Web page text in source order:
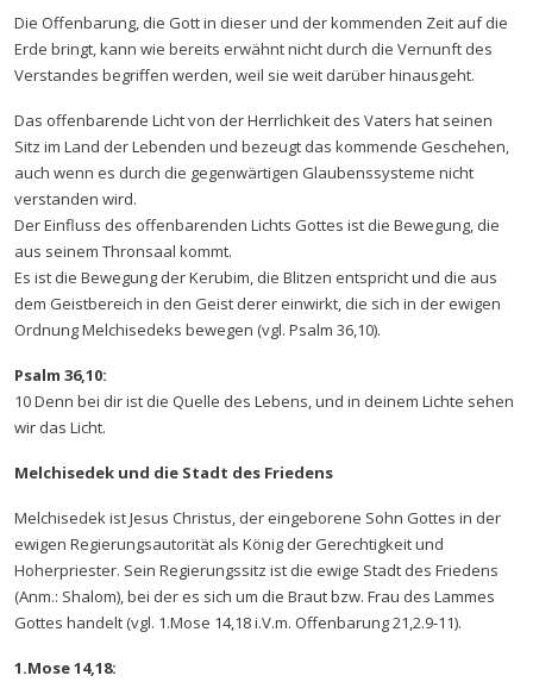
Die Offenbarung, die Gott in dieser und der kommenden Zeit auf die
Erde bringt, kann wie bereits erwähnt nicht durch die Vernunft des
Verstandes begriffen werden, weil sie weit darüber hinausgeht.
Das offenbarende Licht von der Herrlichkeit des Vaters hat seinen
Sitz im Land der Lebenden und bezeugt das kommende Geschehen,
auch wenn es durch die gegenwärtigen Glaubenssysteme nicht
verstanden wird.
Der Einfluss des offenbarenden Lichts Gottes ist die Bewegung, die
aus seinem Thronsaal kommt.
Es ist die Bewegung der Kerubim, die Blitzen entspricht und die aus
dem Geistbereich in den Geist derer einwirkt, die sich in der ewigen
Ordnung Melchisedeks bewegen (vgl. Psalm 36,10).
Psalm 36,10:
10 Denn bei dir ist die Quelle des Lebens, und in deinem Lichte sehen
wir das Licht.
Melchisedek und die Stadt des Friedens
Melchisedek ist Jesus Christus, der eingeborene Sohn Gottes in der
ewigen Regierungsautorität als König der Gerechtigkeit und
Hoherpriester. Sein Regierungssitz ist die ewige Stadt des Friedens
(Anm.: Shalom), bei der es sich um die Braut bzw. Frau des Lammes
Gottes handelt (vgl. 1.Mose 14,18 i.V.m. Offenbarung 21,2.9-11).
1.Mose 14,18: